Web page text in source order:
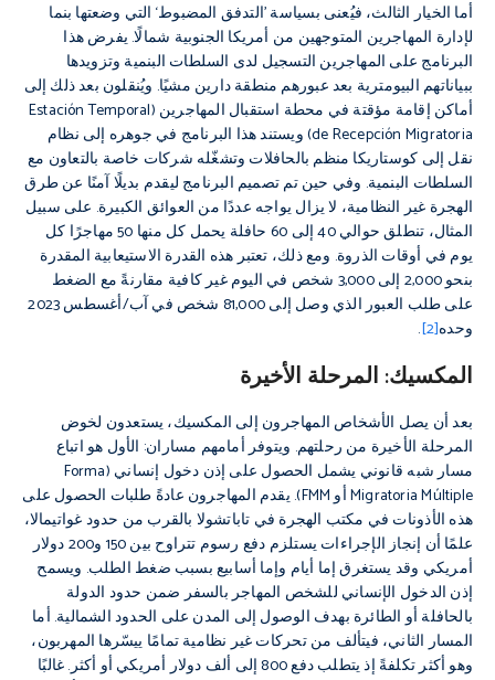
أما الخيار الثالث، فيُعنى بسياسة ’التدفق المضبوط‘ التي وضعتها بنما
لإدارة المهاجرين المتوجهين من أمريكا الجنوبية شمالًا. يفرض هذا
البرنامج على المهاجرين التسجيل لدى السلطات البنمية وتزويدها
ببياناتهم البيومترية بعد عبورهم منطقة دارين مشيًا. ويُنقلون بعد ذلك إلى
أماكن إقامة مؤقتة في محطة استقبال المهاجرين (Estación Temporal
de Recepción Migratoria) ويستند هذا البرنامج في جوهره إلى نظام
نقل إلى كوستاريكا منظم بالحافلات وتشغّله شركات خاصة بالتعاون مع
السلطات البنمية. وفي حين تم تصميم البرنامج ليقدم بديلًا آمنًا عن طرق
الهجرة غير النظامية، لا يزال يواجه عددًا من العوائق الكبيرة. على سبيل
المثال، تنطلق حوالي 40 إلى 60 حافلة يحمل كل منها 50 مهاجرًا كل
يوم في أوقات الذروة. ومع ذلك، تعتبر هذه القدرة الاستيعابية المقدرة
بنحو 2,000 إلى 3,000 شخص في اليوم غير كافية مقارنةً مع الضغط
على طلب العبور الذي وصل إلى 81,000 شخص في آب/أغسطس 2023
وحده[2]
.
المكسيك: المرحلة الأخيرة
بعد أن يصل الأشخاص المهاجرون إلى المكسيك، يستعدون لخوض
المرحلة الأخيرة من رحلتهم. ويتوفر أمامهم مساران: الأول هو اتباع
مسار شبه قانوني يشمل الحصول على إذن دخول إنساني (Forma
Migratoria Múltiple أو FMM). يقدم المهاجرون عادةً طلبات الحصول على
هذه الأذونات في مكتب الهجرة في تاباتشولا بالقرب من حدود غواتيمالا،
علمًا أن إنجاز الإجراءات يستلزم دفع رسوم تتراوح بين 150 و200 دولار
أمريكي وقد يستغرق إما أيام وإما أسابيع بسبب ضغط الطلب. ويسمح
إذن الدخول الإنساني للشخص المهاجر بالسفر ضمن حدود الدولة
بالحافلة أو الطائرة بهدف الوصول إلى المدن على الحدود الشمالية. أما
المسار الثاني، فيتألف من تحركات غير نظامية تمامًا ييسّرها المهربون،
وهو أكثر تكلفةً إذ يتطلب دفع 800 إلى ألف دولار أمريكي أو أكثر. غالبًا